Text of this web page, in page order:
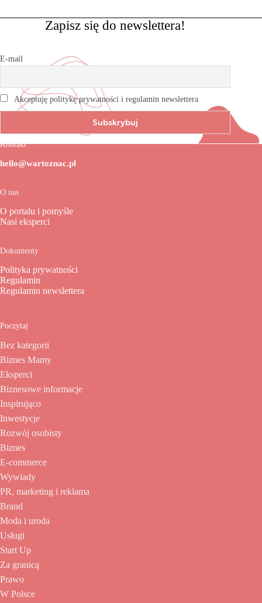
Zapisz się do newslettera!
E-mail
Akceptuję politykę prywatności i regulamin newslettera
Kontakt
hello@wartoznac.pl
O nas
O portalu i pomyśle
Nasi eksperci
Dokumenty
Polityka prywatności
Regulamin
Regulamin newslettera
Poczytaj
Bez kategorii
Biznes Mamy
Eksperci
Biznesowe informacje
Inspirująco
Inwestycje
Rozwój osobisty
Biznes
E-commerce
Wywiady
PR, marketing i reklama
Brand
Moda i uroda
Usługi
Start Up
Za granicą
Prawo
W Polsce